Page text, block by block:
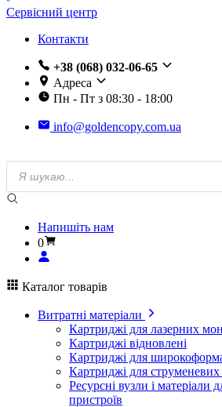
Сервісний центр
Контакти
+38 (068) 032-06-65
Адреса
Пн - Пт з 08:30 - 18:00
info@goldencopy.com.ua
Пошук
товарів
Напишіть нам
0
Каталог товарів
Витратні матеріали
Картриджі для лазерних
Картриджі відновлені
Картриджі для
Картриджі для струменевих
Ресурсні вузли і матеріали
пристроїв